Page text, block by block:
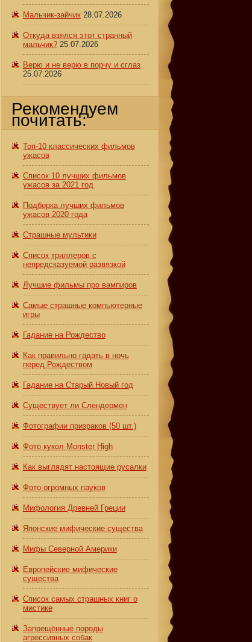
Мальчик-зайчик 28.07.2026
Откуда взялся этот странный
мальчик? 25.07.2026
Верю и не верю в порчу и сглаз
25.07.2026
Рекомендуем
почитать:
Топ-10 классических фильмов
ужасов
Список 10 лучших фильмов
ужасов за 2021 год
Подборка лучших фильмов
ужасов 2020 года
Страшные мультики
Список триллеров с
непредсказуемой развязкой
Лучшие фильмы про вампиров
Самые страшные компьютерные
игры
Гадание на Рождество
Как правильно гадать в ночь
перед Рождеством
Гадание на Старый Новый год
Существует ли Слендермен
Фотографии призраков (50 шт.)
Фото кукол Monster High
Как выглядят настоящие русалки
Фото огромных пауков
Мифология Древней Греции
Японские мифические существа
Мифы Северной Америки
Европейские мифические
существа
Список самых страшных книг о
мистике
Запрещённые породы
агрессивных собак